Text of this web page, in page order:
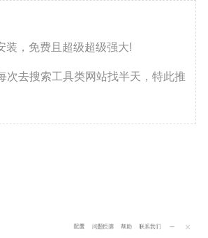
装，免费且超级超级强大!
次去搜索工具类网站找半天，特此推